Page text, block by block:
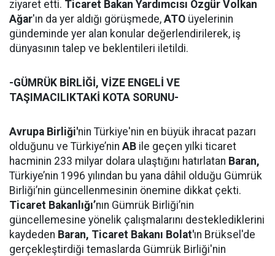
ziyaret etti. Ticaret Bakan Yardımcısı Özgür Volkan
Ağar'ın da yer aldığı görüşmede, ATO üyelerinin
gündeminde yer alan konular değerlendirilerek, iş
dünyasının talep ve beklentileri iletildi.
-GÜMRÜK BİRLİĞİ, VİZE ENGELİ VE
TAŞIMACILIKTAKİ KOTA SORUNU-
Avrupa Birliği'nin Türkiye'nin en büyük ihracat pazarı
olduğunu ve Türkiye’nin AB ile geçen yılki ticaret
hacminin 233 milyar dolara ulaştığını hatırlatan Baran,
Türkiye’nin 1996 yılından bu yana dâhil olduğu Gümrük
Birliği’nin güncellenmesinin önemine dikkat çekti.
Ticaret Bakanlığı’nın Gümrük Birliği’nin
güncellemesine yönelik çalışmalarını desteklediklerini
kaydeden Baran, Ticaret Bakanı Bolat'ın Brüksel'de
gerçekleştirdiği temaslarda Gümrük Birliği'nin